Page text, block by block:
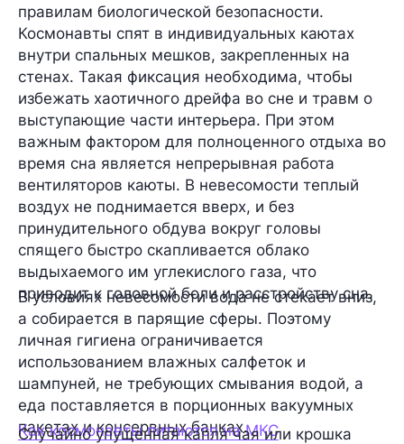
правилам биологической безопасности.
Космонавты спят в индивидуальных каютах
внутри спальных мешков, закрепленных на
стенах. Такая фиксация необходима, чтобы
избежать хаотичного дрейфа во сне и травм о
выступающие части интерьера. При этом
важным фактором для полноценного отдыха во
время сна является непрерывная работа
вентиляторов каюты. В невесомости теплый
воздух не поднимается вверх, и без
принудительного обдува вокруг головы
спящего быстро скапливается облако
выдыхаемого им углекислого газа, что
приводит к головной боли и расстройству сна.
В условиях невесомости вода не стекает вниз,
а собирается в парящие сферы. Поэтому
личная гигиена ограничивается
использованием влажных салфеток и
шампуней, не требующих смывания водой, а
еда поставляется в порционных вакуумных
пакетах и консервных банках.
Как космонавты питаются на МКС
Случайно упущенная капля чая или крошка